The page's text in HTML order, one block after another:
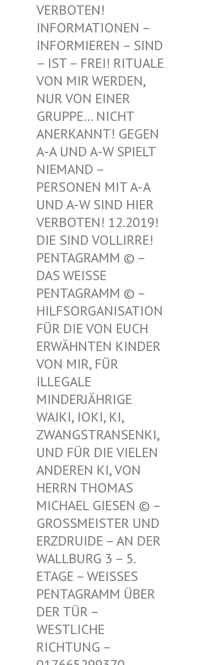
BOTEN! INF
ORMATIONEN – INF
ORMIEREN – SIND – I
ST – FREI! RITUALE VON
MIR WERDEN, NUR
VON EINER GRU
PPE… NICHT ANE
RKANNT! GEGEN A-A
UND A-W SPIELT NIE
MAND – PER
SONEN MIT A-A UND
A-W SIND HIER VER
BOTEN! 12.2019! DIE
SIND VOLLIRRE! PEN
TAGRAMM © – DAS
WEISSE PENT
AGRAMM © – HILF
SORGANISATION FÜR
DIE VON EUCH ERWÄ
HNTEN KINDER VON
MIR, FÜR ILLE
GALE MIND
ERJÄHRIGE WAIK
I, IOKI, KI, ZWAN
GSTRANSENKI, UND
FÜR DIE VIELEN ANDE
REN KI, VON HERR
N THOMAS MICH
AEL GIESEN © – GROSS
MEISTER UND ERZDR
UIDE – AN DER WALLB
URG 3 – 5. ETAGE
– WEISSES PENTAG
RAMM ÜBER DER TÜ
R – WESTLI
CHE RICHTU
NG – 017665